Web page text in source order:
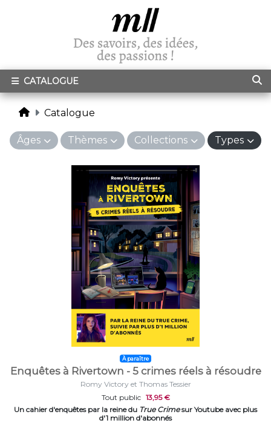
CATALOGUE
Catalogue
Âges Thèmes Collections Types
À paraître
Enquêtes à Rivertown - 5 crimes réels à résoudre
Romy Victory et Thomas Tessier
Tout public 13,95 €
Un cahier d'enquêtes par la reine du True Crimesur Youtube avec plus
d'1 million d'abonnés